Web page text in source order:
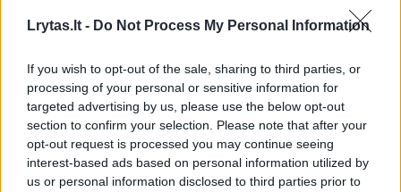
Lrytas.lt - Do Not Process My Personal Information
If you wish to opt-out of the sale, sharing to third parties, or
processing of your personal or sensitive information for
targeted advertising by us, please use the below opt-out
section to confirm your selection. Please note that after your
opt-out request is processed you may continue seeing
interest-based ads based on personal information utilized by
us or personal information disclosed to third parties prior to
2024 metų sezone jis tapo Lietuvos
vartininko vaidmeniu – nuo pat pirmųjų
rungtynių „Žalgirio“ pagrindinio vartų sargo
poziciją užėmė ir neužleido vengras Arpadas
Tordai.